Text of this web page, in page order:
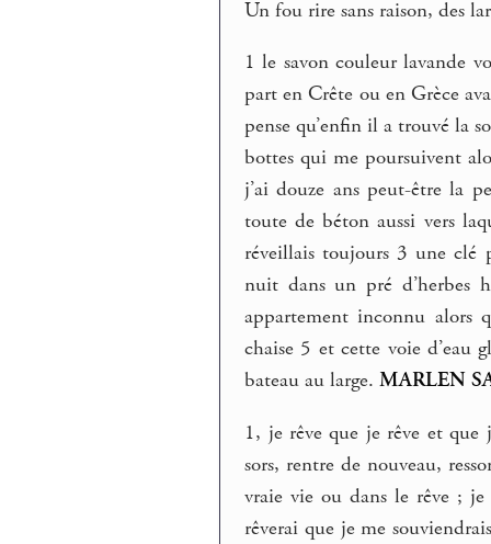
Un fou rire sans raison, des
1 le savon couleur lavande
part en Crête ou en Grèce
pense qu’enfin il a trouvé la
bottes qui me poursuivent
j’ai douze ans peut-être la
toute de béton aussi vers
réveillais toujours 3 une clé
nuit dans un pré d’herbes
appartement inconnu alors
chaise 5 et cette voie d’eau
bateau au large.MARLEN
1, je rêve que je rêve et que
sors, rentre de nouveau,
vraie vie ou dans le rêve ;
rêverai que je me